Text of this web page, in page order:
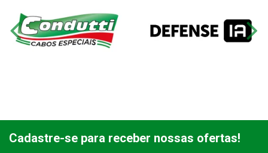
Cadastre-se para receber nossas ofertas!